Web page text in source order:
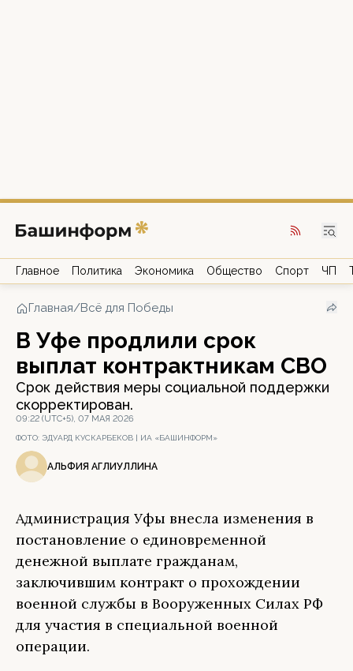
Главное Политика Экономика Общество Спорт ЧП
Главная/Всё для Победы
В Уфе продлили срок
выплат контрактникам СВО
Срок действия меры социальной поддержки
скорректирован.
09:22 (UTC+5), 07 МАЯ 2026
ФОТО: ЭДУАРД КУСКАРБЕКОВ | ИА «БАШИНФОРМ»
АЛЬФИЯ АГЛИУЛЛИНА
Администрация Уфы внесла изменения в
постановление о единовременной
денежной выплате гражданам,
заключившим контракт о прохождении
военной службы в Вооруженных Силах РФ
для участия в специальной военной
операции.